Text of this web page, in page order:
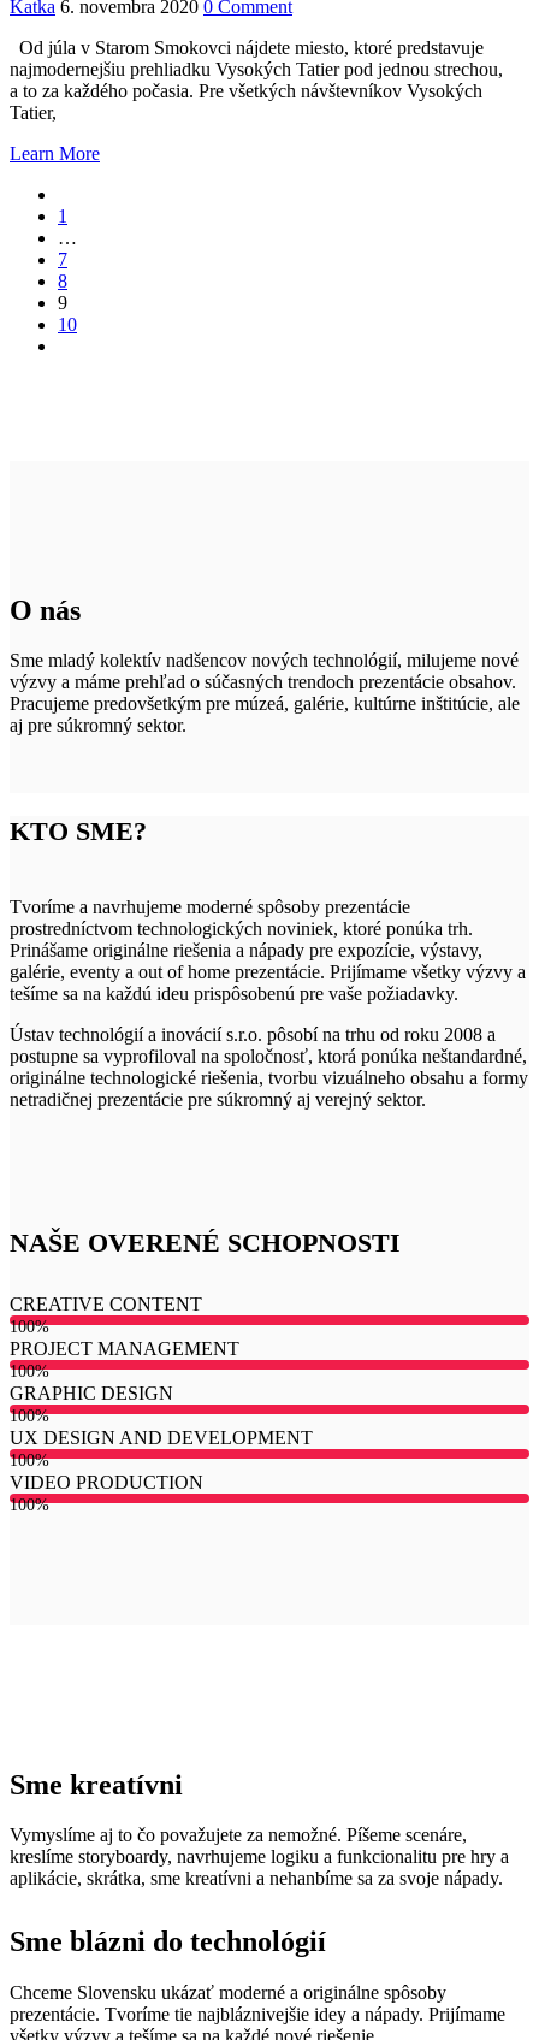
Katka 6. novembra 2020 0 Comment
Od júla v Starom Smokovci nájdete miesto, ktoré predstavuje
najmodernejšiu prehliadku Vysokých Tatier pod jednou strechou,
a to za každého počasia. Pre všetkých návštevníkov Vysokých
Tatier,
Learn More
1
…
7
8
9
10
O nás
Sme mladý kolektív nadšencov nových technológií, milujeme nové
výzvy a máme prehľad o súčasných trendoch prezentácie obsahov.
Pracujeme predovšetkým pre múzeá, galérie, kultúrne inštitúcie, ale
aj pre súkromný sektor.
KTO SME?
Tvoríme a navrhujeme moderné spôsoby prezentácie
prostredníctvom technologických noviniek, ktoré ponúka trh.
Prinášame originálne riešenia a nápady pre expozície, výstavy,
galérie, eventy a out of home prezentácie. Prijímame všetky výzvy a
tešíme sa na každú ideu prispôsobenú pre vaše požiadavky.
Ústav technológií a inovácií s.r.o. pôsobí na trhu od roku 2008 a
postupne sa vyprofiloval na spoločnosť, ktorá ponúka neštandardné,
originálne technologické riešenia, tvorbu vizuálneho obsahu a formy
netradičnej prezentácie pre súkromný aj verejný sektor.
NAŠE OVERENÉ SCHOPNOSTI
CREATIVE CONTENT
100%
PROJECT MANAGEMENT
100%
GRAPHIC DESIGN
100%
UX DESIGN AND DEVELOPMENT
100%
VIDEO PRODUCTION
100%
Sme kreatívni
Vymyslíme aj to čo považujete za nemožné. Píšeme scenáre,
kreslíme storyboardy, navrhujeme logiku a funkcionalitu pre hry a
aplikácie, skrátka, sme kreatívni a nehanbíme sa za svoje nápady.
Sme blázni do technológií
Chceme Slovensku ukázať moderné a originálne spôsoby
prezentácie. Tvoríme tie najbláznivejšie idey a nápady. Prijímame